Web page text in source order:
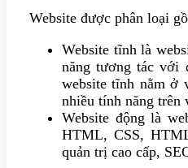
Website được phân loại
Website tĩnh là
năng tương tác với
website tĩnh nằm ở
nhiều tính năng trên
Website động là
HTML, CSS,
quản trị cao cấp,